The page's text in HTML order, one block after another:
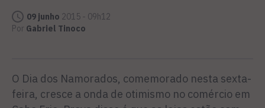
09 junho 2015 - 09h12
Por Gabriel Tinoco
O Dia dos Namorados, comemorado nesta sexta-
feira, cresce a onda de otimismo no comércio em